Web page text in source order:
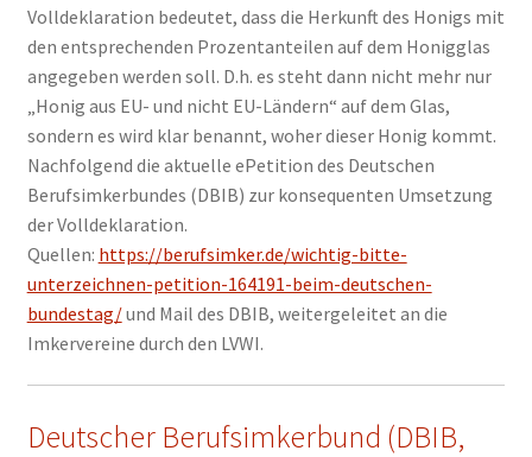
Volldeklaration bedeutet, dass die Herkunft des Honigs mit
den entsprechenden Prozentanteilen auf dem Honigglas
angegeben werden soll. D.h. es steht dann nicht mehr nur
„Honig aus EU- und nicht EU-Ländern“ auf dem Glas,
sondern es wird klar benannt, woher dieser Honig kommt.
Nachfolgend die aktuelle ePetition des Deutschen
Berufsimkerbundes (DBIB) zur konsequenten Umsetzung
der Volldeklaration.
Quellen: https://berufsimker.de/wichtig-bitte-
unterzeichnen-petition-164191-beim-deutschen-
bundestag/und Mail des DBIB, weitergeleitet an die
Imkervereine durch den LVWI.
Deutscher Berufsimkerbund (DBIB,